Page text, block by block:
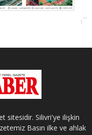
sitesidir. Silivri'ye ilişkin
Basın ilke ve ahlak